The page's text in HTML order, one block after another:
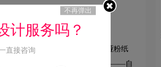
常用250g封面+157g内页；②哑粉纸
，需注意色彩表现力；④牛皮纸——自
不再弹出
计服务吗？
直接咨询